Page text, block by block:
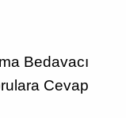
Bedavacı
Cevap